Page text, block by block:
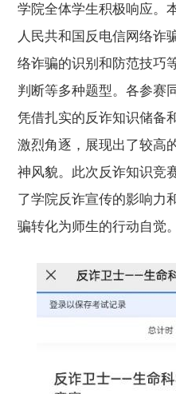
学院全体学生积极响应。
人民共和国反电信网络诈
络诈骗的识别和防范技巧
判断等多种题型。各参赛
凭借扎实的反诈知识储备
激烈角逐，展现出了较高
神风貌。此次反诈知识竞
了学院反诈宣传的影响力
骗转化为师生的行动自觉。